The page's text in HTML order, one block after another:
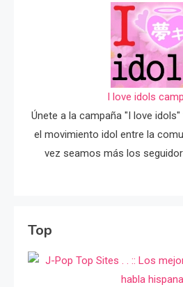
I love idols
Únete a la campaña "I love
el movimiento idol entre la
vez seamos más los
Top